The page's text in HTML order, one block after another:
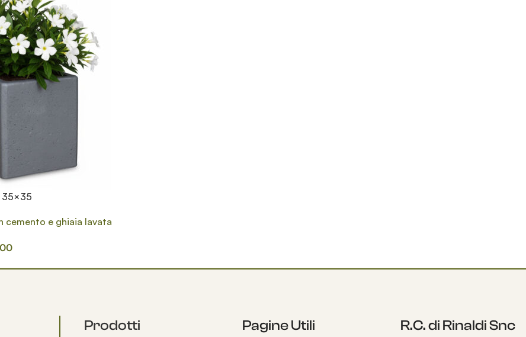
35×35
cemento e ghiaia lavata
Prodotti Pagine Utili R.C. di Rinaldi Snc